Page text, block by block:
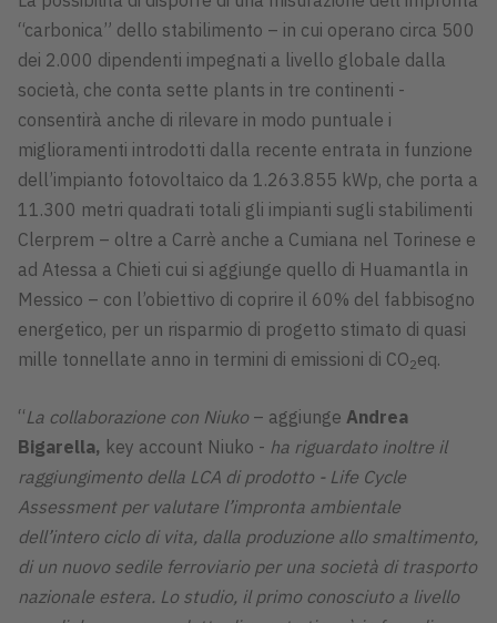
“carbonica” dello stabilimento – in cui operano circa 500
dei 2.000 dipendenti impegnati a livello globale dalla
società, che conta sette plants in tre continenti -
consentirà anche di rilevare in modo puntuale i
miglioramenti introdotti dalla recente entrata in funzione
dell’impianto fotovoltaico da 1.263.855 kWp, che porta a
11.300 metri quadrati totali gli impianti sugli stabilimenti
Clerprem – oltre a Carrè anche a Cumiana nel Torinese e
ad Atessa a Chieti cui si aggiunge quello di Huamantla in
Messico – con l’obiettivo di coprire il 60% del fabbisogno
energetico, per un risparmio di progetto stimato di quasi
mille tonnellate anno in termini di emissioni di CO2eq.
“La collaborazione con Niuko – aggiunge Andrea
Bigarella, key account Niuko - ha riguardato inoltre il
raggiungimento della LCA di prodotto - Life Cycle
Assessment per valutare l’impronta ambientale
dell’intero ciclo di vita, dalla produzione allo smaltimento,
di un nuovo sedile ferroviario per una società di trasporto
nazionale estera. Lo studio, il primo conosciuto a livello